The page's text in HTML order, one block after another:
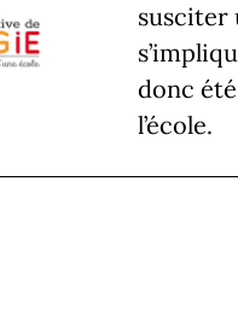
susciter
donc
l’école.